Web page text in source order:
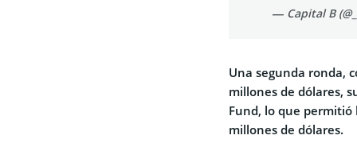
— Capital B
Una segunda ronda,
millones de dólares,
Fund, lo que permitió
millones de dólares.